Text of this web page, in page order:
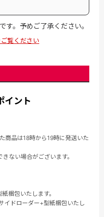
す。予めご了承ください。
覧ください
イント
商品は18時から19時に発送いた
ない場合がございます。
梱包いたします。
イドローダー+型紙梱包いたし